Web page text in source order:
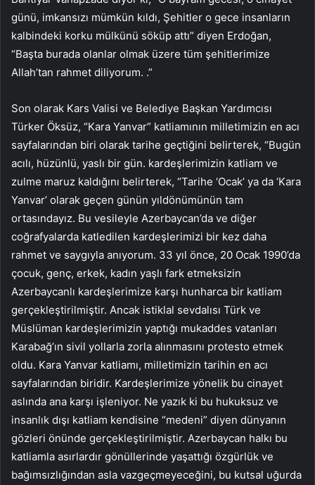
günü, imkansızı mümkün kıldı, Şehitler o gece insanların
kalbindeki korku mülkünü söküp attı” diyen Erdoğan,
“Başta burada olanlar olmak üzere tüm şehitlerimize
Allah’tan rahmet diliyorum. .”
Son olarak Kars Valisi ve Belediye Başkan Yardımcısı
Türker Öksüz, “Kara Yanvar” katliamının milletimizin en acı
sayfalarından biri olarak tarihe geçtiğini belirterek, “Bugün
acılı, hüzünlü, yaslı bir gün. kardeşlerimizin katliam ve
zulme maruz kaldığını belirterek, “Tarihe ‘Ocak’ ya da ‘Kara
Yanvar’ olarak geçen günün yıldönümünün tam
ortasındayız. Bu vesileyle Azerbaycan’da ve diğer
coğrafyalarda katledilen kardeşlerimizi bir kez daha
rahmet ve saygıyla anıyorum. 33 yıl önce, 20 Ocak 1990’da
çocuk, genç, erkek, kadın yaşlı fark etmeksizin
Azerbaycanlı kardeşlerimize karşı hunharca bir katliam
gerçekleştirilmiştir. Ancak istiklal sevdalısı Türk ve
Müslüman kardeşlerimizin yaptığı mukaddes vatanları
Karabağ’ın sivil yollarla zorla alınmasını protesto etmek
oldu. Kara Yanvar katliamı, milletimizin tarihin en acı
sayfalarından biridir. Kardeşlerimize yönelik bu cinayet
aslında ana karşı işleniyor. Ne yazık ki bu hukuksuz ve
insanlık dışı katliam kendisine “medeni” diyen dünyanın
gözleri önünde gerçekleştirilmiştir. Azerbaycan halkı bu
katliamla asırlardır gönüllerinde yaşattığı özgürlük ve
bağımsızlığından asla vazgeçmeyeceğini, bu kutsal uğurda